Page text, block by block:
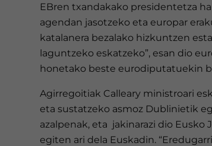
EBren txandakako presidentetza
agendan jasotzeko eta europar
katalanera bezalako hizkuntzen
laguntzeko eskatzeko”, esan dio
honetako beste eurodiputatuekin
Agirregoitiak Calleary ministroari
eta sustatzeko asmoz Dublinietik
azalpenak, eta jakinarazi dio Eusko
egiten ari dela Euskadin.